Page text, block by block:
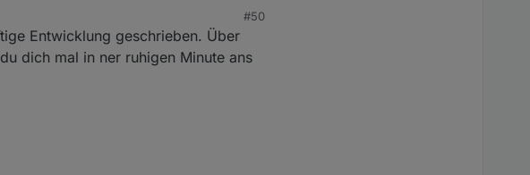
auch unter Admin 4.x zum Laufen
#50
Entwicklung geschrieben. Über
dich mal in ner ruhigen Minute ans